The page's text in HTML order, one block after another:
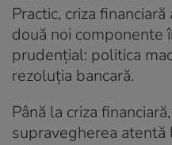
Practic, criza
două noi componente
prudențial: politica
rezoluția bancară.
Până la criza
supravegherea